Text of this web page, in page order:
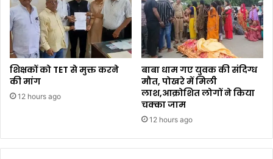
शिक्षकों को TET से मुक्त करने
की मांग
12 hours ago
बाबा धाम गए युवक की संदिग्ध
मौत, पोखरे में मिली
लाश,आक्रोशित लोगों ने किया
चक्का जाम
12 hours ago